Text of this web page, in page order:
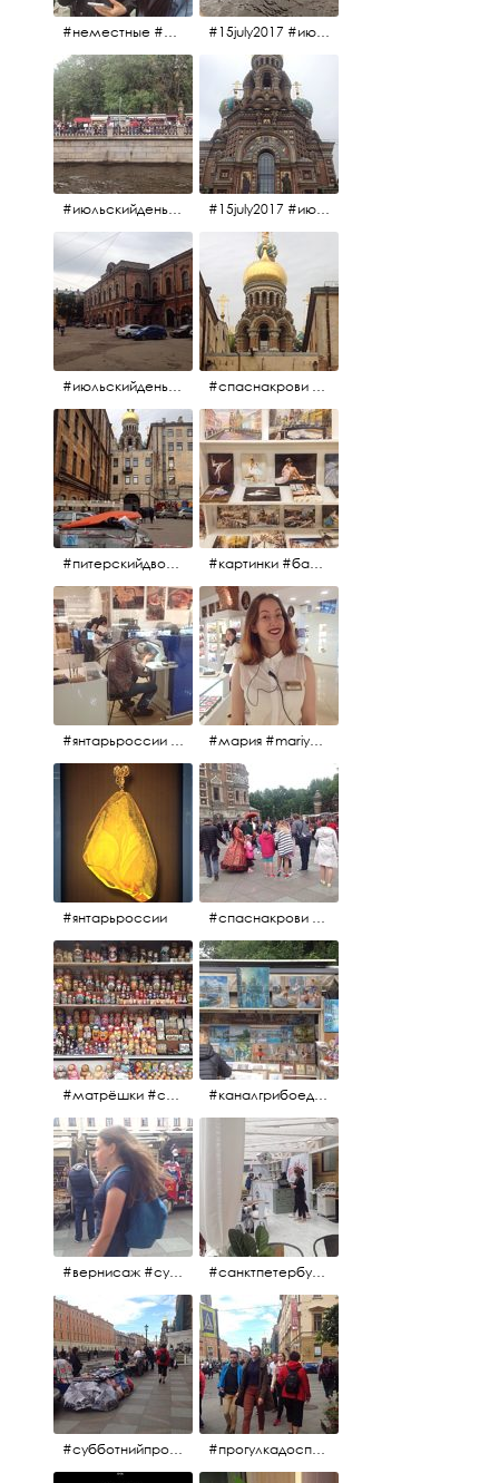
#неместные #июльскийдень2017 #15july2017 #июльскийдень2017 #катерок #bonfire
#июльскийдень2017 #15july2017 #15july2017 #июльскийдень2017 #спаснакрови
#июльскийдень2017 #15july2017 #спаснакрови #июльскийдень2017
#питерскийдвор #спаснакрови #июльскийдень2017 #картинки #балетпитера #янтарьроссиии
#янтарьроссии #янтарь #мария #mariya #янтарьроссии
#янтарьроссии #спаснакрови #михайловскийсад
#матрёшки #сувениры #вернисаж #каналгрибоедова #санктпетербург #вернисаж #
#вернисаж #сувениры #картины #санктпетербург #летнеекафе
#субботнийпроменад #набережнаяканалагрибоедова #санктпетербург #прогулкадоспасаиобратно #санктпетербург #15july2017 #субботнийпитерскийдень #субботнийпроменад #послеобеда